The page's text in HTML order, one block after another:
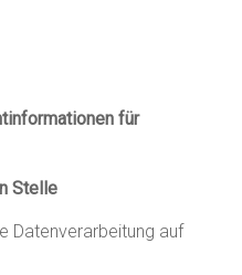
für
Stelle
Datenverarbeitung auf